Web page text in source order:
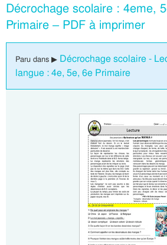
Décrochage scolaire : 4eme,
Primaire – PDF à imprimer
Paru dans ▶ Décrochage scolaire -
langue : 4e, 5e, 6e Primaire